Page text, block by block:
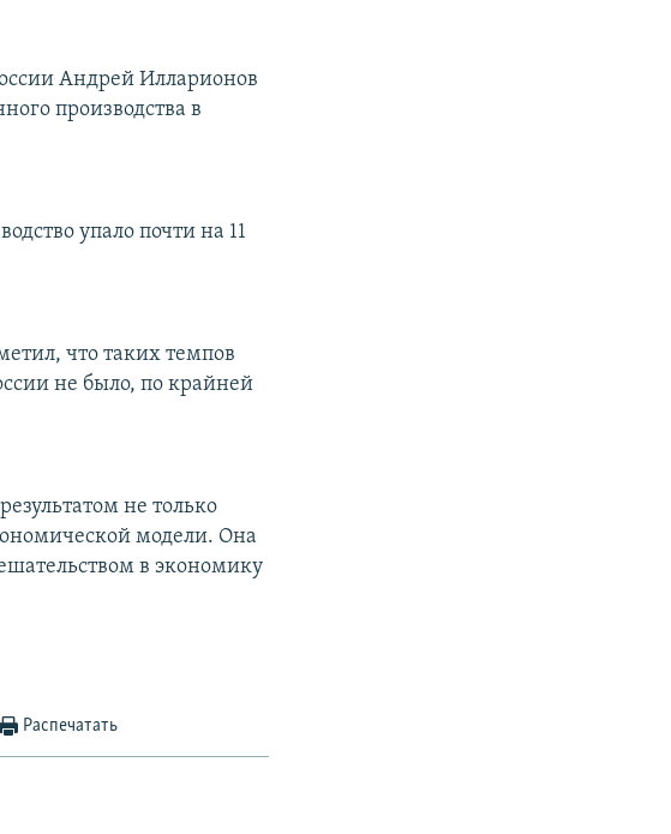
Андрей Илларионов
производства в
упало почти на 11
что таких темпов
не было, по крайней
не только
модели. Она
в экономику
Распечатать